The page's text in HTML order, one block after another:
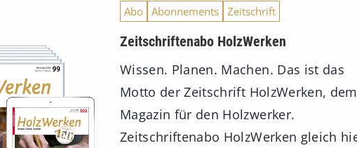
Abo Abonnements Zeitschrift
Zeitschriftenabo HolzWerken
Wissen. Planen. Machen. Das ist das
Motto der Zeitschrift HolzWerken, dem
Magazin für den Holzwerker.
Zeitschriftenabo HolzWerken gleich